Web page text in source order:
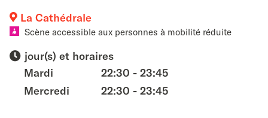
La Cathédrale
Scène accessible aux personnes à mobilité réduite
jour(s) et horaires
Mardi
22:30 - 23:45
Mercredi
22:30 - 23:45